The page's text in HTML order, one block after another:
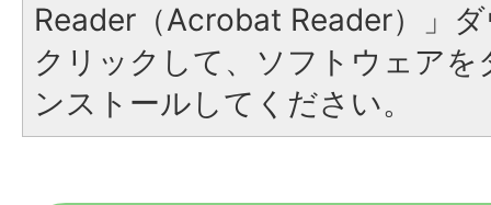
Reader（Acrobat Reader）」
クリックして、ソフトウェア
ンストールしてください。